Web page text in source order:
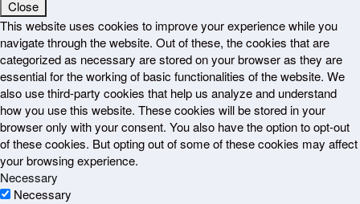
Close
This website uses cookies to improve your experience while you
navigate through the website. Out of these, the cookies that are
categorized as necessary are stored on your browser as they are
essential for the working of basic functionalities of the website. We
also use third-party cookies that help us analyze and understand
how you use this website. These cookies will be stored in your
browser only with your consent. You also have the option to opt-out
of these cookies. But opting out of some of these cookies may affect
your browsing experience.
Necessary
Necessary